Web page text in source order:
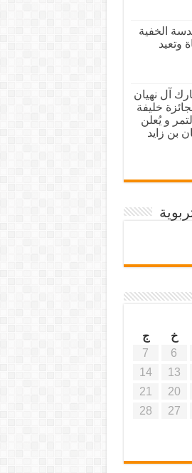
الخفية
وتعيد
آل نهيان
خليفة
و يُعلن
بن زايد
خ
ج
6
7
13
14
20
21
27
28